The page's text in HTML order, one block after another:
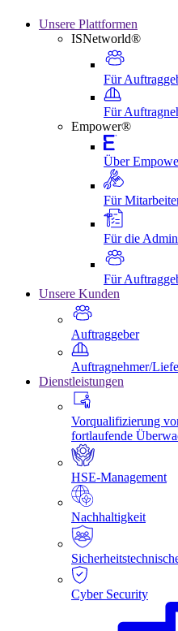
Unsere Plattformen
ISNetworld®
Für
Für
Empower®
Über
Für
Für die
Für
Unsere Kunden
Auftraggeber
Auftragnehmer/
Dienstleistungen
Vorqualifizierung
fortlaufende
HSE-Management
Nachhaltigkeit
Cyber Security